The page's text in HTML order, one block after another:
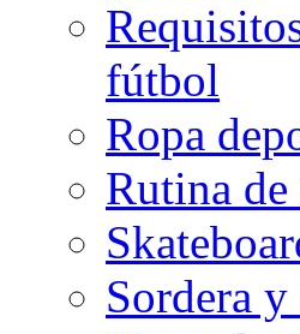
fútbol
Ropa
Rutina de
Sordera